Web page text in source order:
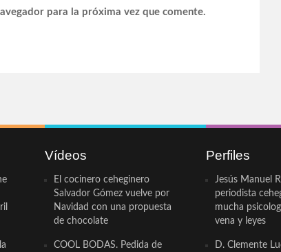
para la próxima vez que comente.
Vídeos
El cocinero ceheginero
Salvador Gómez vuelve por
Navidad con una propuesta
de chocolate
COOL BODAS. Pedida de
Perfiles
Jesús Manuel
periodista
mucha
vena y leyes
D. Clemente